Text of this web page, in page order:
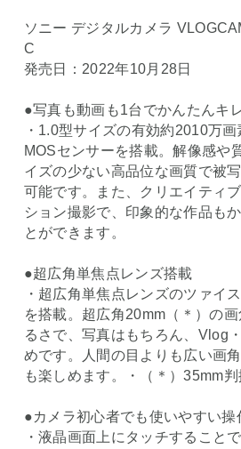
ソニー デジタルカメラ
C
発売日：2022年10月28日
●写真も動画も1台でかんたんキ
・1.0型サイズの有効約2010万
MOSセンサーを搭載。解像感や
イズの少ない高品位な画質で被
可能です。また、クリエイティ
ション撮影で、印象的な作品も
とができます。
●超広角単焦点レンズ搭載
・超広角単焦点レンズのツァイ
を搭載。超広角20mm（＊）の
るさで、写真はもちろん、Vlog
めです。人間の目よりも広い画
も楽しめます。・（＊）35mm判
●カメラ初心者でも使いやすい操
・液晶画面上にタッチすること